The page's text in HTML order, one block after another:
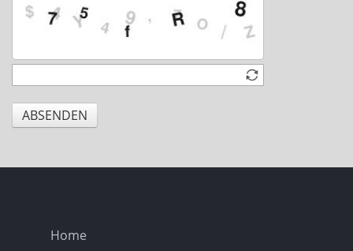
ABSENDEN
Home